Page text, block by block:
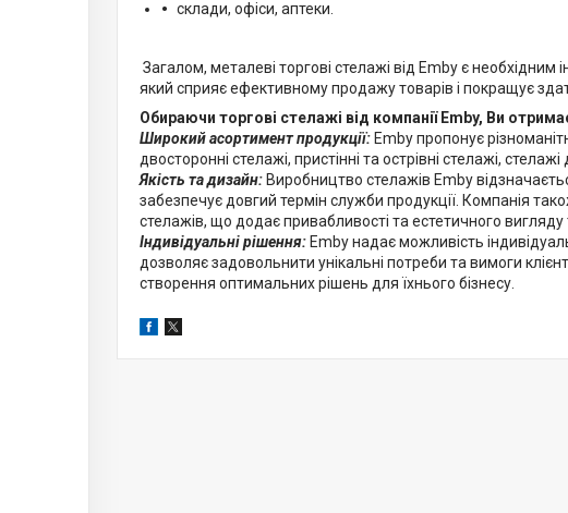
склади, офіси, аптеки.
Загалом, металеві торгові стелажі від Emby є необхідним
який сприяє ефективному продажу товарів і покращує
Обираючи торгові стелажі від компанії Emby, Ви
Широкий асортимент продукції: Emby пропонує
двосторонні стелажі, пристінні та острівні стелажі,
Якість та дизайн: Виробництво стелажів Emby
забезпечує довгий термін служби продукції. Компанія
стелажів, що додає привабливості та естетичного вигляду
Індивідуальні рішення: Emby надає можливість
дозволяє задовольнити унікальні потреби та вимоги
створення оптимальних рішень для їхнього бізнесу.